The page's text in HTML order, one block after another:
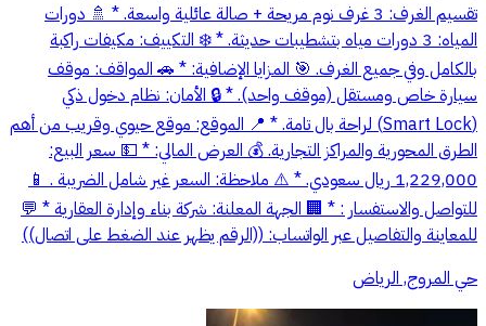
تقسيم الغرف: 3 غرف نوم مريحة + صالة عائلية واسعة. * 🚿 دورات
المياه: 3 دورات مياه بتشطيبات حديثة. * ❄️ التكييف: مكيفات راكبة
بالكامل وفي جميع الغرف. 🎯 المزايا الإضافية: * 🚗 المواقف: موقف
سيارة خاص ومستقل (موقف واحد). * 🔒 الأمان: نظام دخول ذكي
(Smart Lock) لراحة بال تامة. * 📍 الموقع: موقع حيوي وقريب من أهم
الطرق المحورية والمراكز التجارية. 💰 العرض المالي: * 💵 سعر البيع:
1,229,000 ريال سعودي. * ⚠️ ملاحظة: السعر غير شامل الضريبة . 📱
للتواصل والاستفسار : * 🏢 الجهة المعلنة: شركة بناء وإدارة العقارية * 💬
للمعاينة والتفاصيل عبر الواتساب: ((الرقم يظهر عند الضغط على اتصال))
حي المروج, الرياض